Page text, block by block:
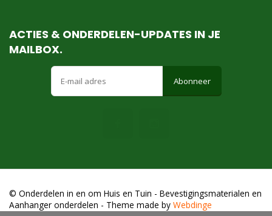
ACTIES & ONDERDELEN-UPDATES IN JE
MAILBOX.
Abonneer
© Onderdelen in en om Huis en Tuin - Bevestigingsmaterialen en
Aanhanger onderdelen - Theme made by Webdinge